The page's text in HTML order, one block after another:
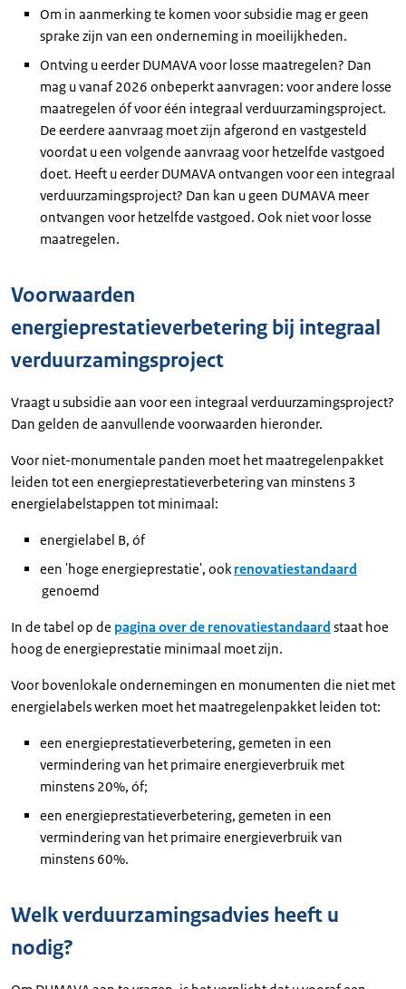
Om in aanmerking te komen voor subsidie mag er geen
sprake zijn van een onderneming in moeilijkheden.
Ontving u eerder DUMAVA voor losse maatregelen? Dan
mag u vanaf 2026 onbeperkt aanvragen: voor andere losse
maatregelen óf voor één integraal verduurzamingsproject.
De eerdere aanvraag moet zijn afgerond en vastgesteld
voordat u een volgende aanvraag voor hetzelfde vastgoed
doet. Heeft u eerder DUMAVA ontvangen voor een integraal
verduurzamingsproject? Dan kan u geen DUMAVA meer
ontvangen voor hetzelfde vastgoed. Ook niet voor losse
maatregelen.
Voorwaarden
energieprestatieverbetering bij integraal
verduurzamingsproject
Vraagt u subsidie aan voor een integraal verduurzamingsproject?
Dan gelden de aanvullende voorwaarden hieronder.
Voor niet-monumentale panden moet het maatregelenpakket
leiden tot een energieprestatieverbetering van minstens 3
energielabelstappen tot minimaal:
energielabel B, óf
een 'hoge energieprestatie', ookrenovatiestandaard
genoemd
In de tabel op de pagina over de renovatiestandaard staat hoe
hoog de energieprestatie minimaal moet zijn.
Voor bovenlokale ondernemingen en monumenten die niet met
energielabels werken moet het maatregelenpakket leiden tot:
een energieprestatieverbetering, gemeten in een
vermindering van het primaire energieverbruik met
minstens 20%, óf;
een energieprestatieverbetering, gemeten in een
vermindering van het primaire energieverbruik van
minstens 60%.
Welk verduurzamingsadvies heeft u
nodig?